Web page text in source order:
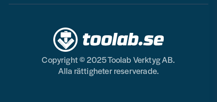
Copyright © 2025 Toolab Verktyg AB.
Alla rättigheter reserverade.